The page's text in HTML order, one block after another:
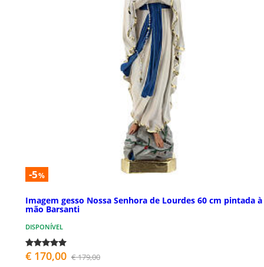
-5%
Imagem gesso Nossa Senhora de Lourdes 60 cm pintada à
mão Barsanti
DISPONÍVEL
€ 170,00 € 179,00